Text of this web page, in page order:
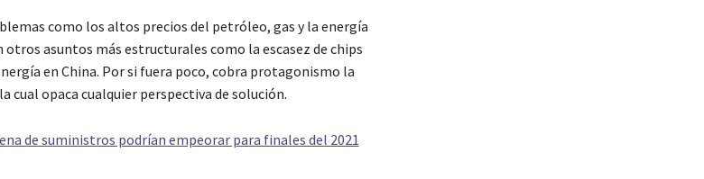
como los altos precios del petróleo, gas y la energía
otros asuntos más estructurales como la escasez de chips
en China. Por si fuera poco, cobra protagonismo la
cual opaca cualquier perspectiva de solución.
de suministros podrían empeorar para finales del 2021